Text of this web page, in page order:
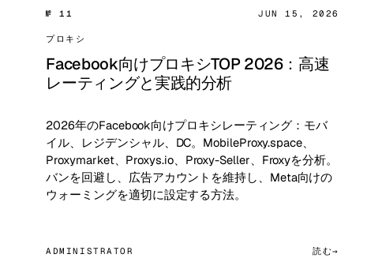
№ 11 JUN 15, 2026
プロキシ
Facebook向けプロキシTOP 2026：高速
レーティングと実践的分析
2026年のFacebook向けプロキシレーティング：モバ
イル、レジデンシャル、DC。MobileProxy.space、
Proxymarket、Proxys.io、Proxy-Seller、Froxyを分析。
バンを回避し、広告アカウントを維持し、Meta向けの
ウォーミングを適切に設定する方法。
ADMINISTRATOR 読む